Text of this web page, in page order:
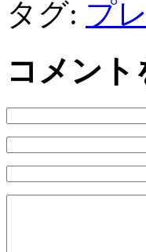
タグ: プ
コメン